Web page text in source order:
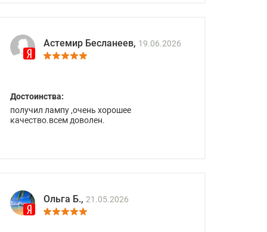
Астемир Бесланеев, 19.06.2026
Достоинства:
получил лампу ,очень хорошее
качество.всем доволен.
Ольга Б., 21.05.2026